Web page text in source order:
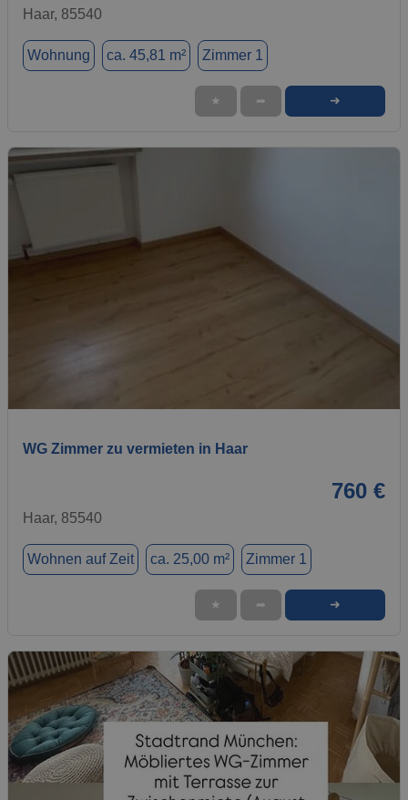
Haar, 85540
Wohnung ca. 45,81 m² Zimmer 1
★ ➦ ➜
WG Zimmer zu vermieten in Haar
760 €
Haar, 85540
Wohnen auf Zeit ca. 25,00 m² Zimmer 1
★ ➦ ➜